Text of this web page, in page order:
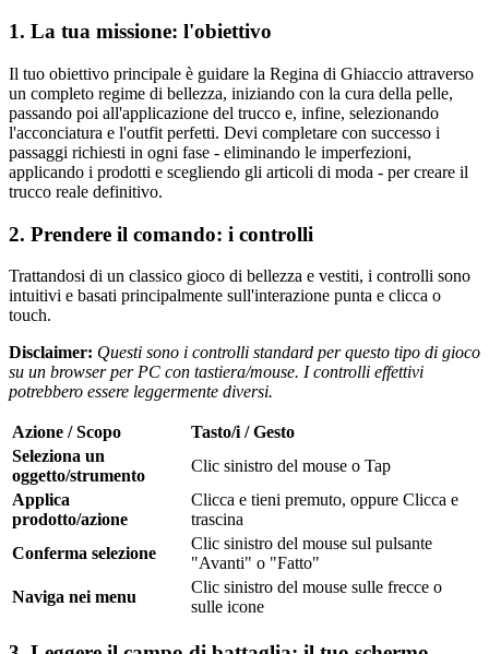
1. La tua missione: l'obiettivo
Il tuo obiettivo principale è guidare la Regina di Ghiaccio attraverso
un completo regime di bellezza, iniziando con la cura della pelle,
passando poi all'applicazione del trucco e, infine, selezionando
l'acconciatura e l'outfit perfetti. Devi completare con successo i
passaggi richiesti in ogni fase - eliminando le imperfezioni,
applicando i prodotti e scegliendo gli articoli di moda - per creare il
trucco reale definitivo.
2. Prendere il comando: i controlli
Trattandosi di un classico gioco di bellezza e vestiti, i controlli sono
intuitivi e basati principalmente sull'interazione punta e clicca o
touch.
Disclaimer: Questi sono i controlli standard per questo tipo di gioco
su un browser per PC con tastiera/mouse. I controlli effettivi
potrebbero essere leggermente diversi.
Azione / Scopo
Tasto/i / Gesto
Seleziona un
oggetto/strumento
Clic sinistro del mouse o Tap
Applica
prodotto/azione
Clicca e tieni premuto, oppure Clicca e
trascina
Conferma selezione
Clic sinistro del mouse sul pulsante
"Avanti" o "Fatto"
Naviga nei menu
Clic sinistro del mouse sulle frecce o
sulle icone